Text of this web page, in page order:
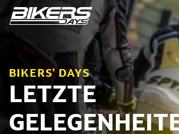
BIKERS' DAYS
LETZTE